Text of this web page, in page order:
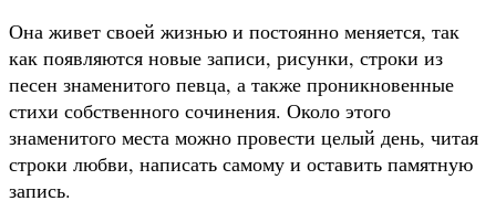
Она живет своей жизнью и постоянно меняется, так
как появляются новые записи, рисунки, строки из
песен знаменитого певца, а также проникновенные
стихи собственного сочинения. Около этого
знаменитого места можно провести целый день, читая
строки любви, написать самому и оставить памятную
запись.